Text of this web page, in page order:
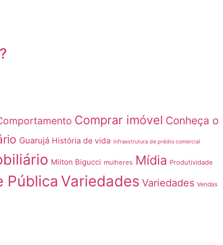
Comprar imóvel Conheça o
Guarujá História de vida Infraestrutura de prédio comercial
Milton Bigucci mulheres Mídia Produtividade
Pública Variedades Variedades Vendas